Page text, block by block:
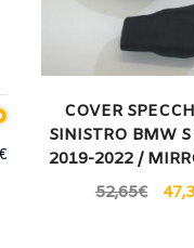
COVER
SINISTRO BMW
2019-2022 /
52,65€